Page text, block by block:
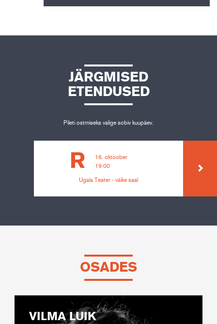
JÄRGMISED
ETENDUSED
Pileti ostmiseks valige sobiv kuupäev.
R
16. oktoober
19:00
Ugala Teater - väike saal
OSADES
VILMA LUIK